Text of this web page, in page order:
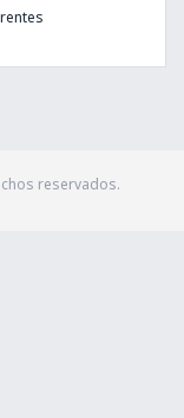
reservados.